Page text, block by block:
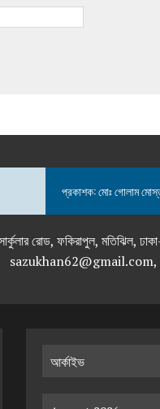
প্রকাশক: মোঃ গোলাম
ইনার সার্কুলার রোড,
sazukhan62@gmail.com,
আর্কাইভ